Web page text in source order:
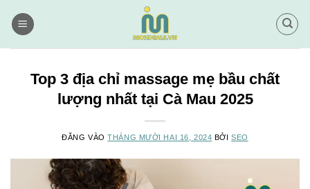
qua
Top 3 địa chỉ massage mẹ bầu chất
lượng nhất tại Cà Mau 2025
ĐĂNG VÀOTHÁNG MƯỜI HAI 16, 2024 BỞISEO